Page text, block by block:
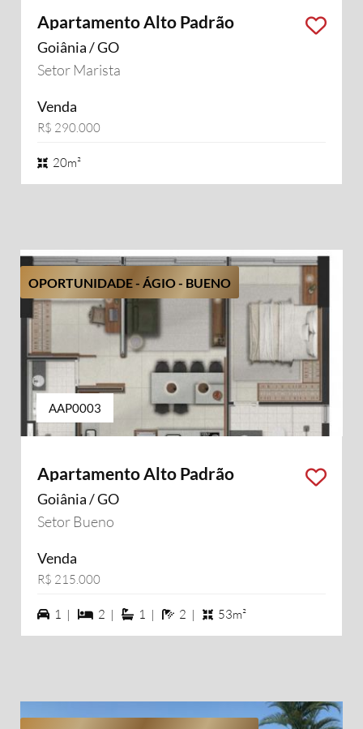
Apartamento Alto Padrão
Goiânia / GO
Setor Marista
Venda
R$ 290.000
20m²
OPORTUNIDADE - ÁGIO - BUENO
AAP0003
Apartamento Alto Padrão
Goiânia / GO
Setor Bueno
Venda
R$ 215.000
1 vagas na garagem
1 | 2 dormiórios
2 | 1 suítes
1 | 2 banheiros
2 | 53m²